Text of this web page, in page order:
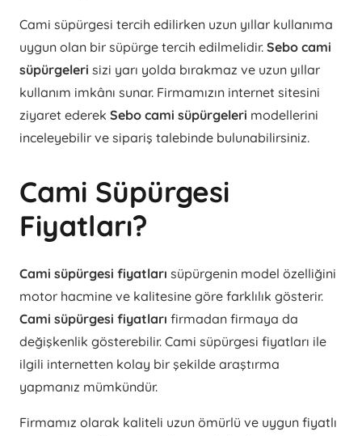
Cami süpürgesi tercih edilirken uzun yıllar kullanıma
uygun olan bir süpürge tercih edilmelidir. Sebo cami
süpürgeleri sizi yarı yolda bırakmaz ve uzun yıllar
kullanım imkânı sunar. Firmamızın internet sitesini
ziyaret ederek Sebo cami süpürgeleri modellerini
inceleyebilir ve sipariş talebinde bulunabilirsiniz.
Cami Süpürgesi
Fiyatları?
Cami süpürgesi fiyatları süpürgenin model özelliğini
motor hacmine ve kalitesine göre farklılık gösterir.
Cami süpürgesi fiyatları firmadan firmaya da
değişkenlik gösterebilir. Cami süpürgesi fiyatları ile
ilgili internetten kolay bir şekilde araştırma
yapmanız mümkündür.
Firmamız olarak kaliteli uzun ömürlü ve uygun fiyatlı